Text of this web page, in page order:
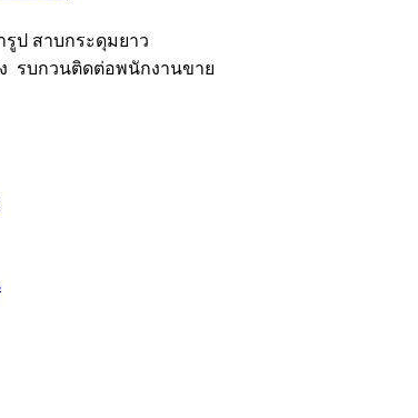
ป สาบกระดุมยาว
รบกวนติดต่อพนักงานขาย